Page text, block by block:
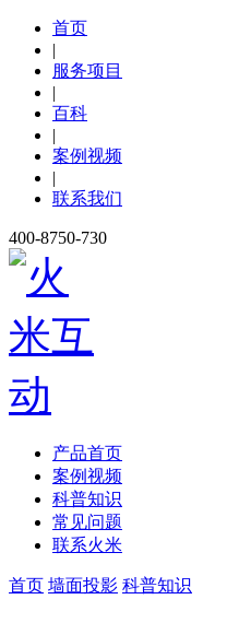
首页
|
服务项目
|
百科
|
案例视频
|
联系我们
400-8750-730
产品首页
案例视频
科普知识
常见问题
联系火米
首页 墙面投影 科普知识